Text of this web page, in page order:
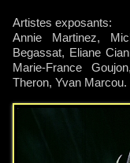
Artistes exposants:
Annie Martinez,
Begassat, Eliane
Marie-France
Theron, Yvan Marcou.